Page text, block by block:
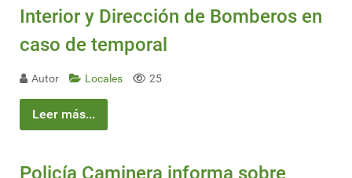
Interior y Dirección de Bomberos en
caso de temporal
Autor Locales 25
Leer más...
Policía Caminera informa sobre